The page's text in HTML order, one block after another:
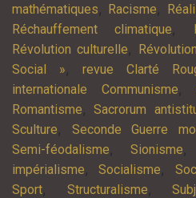
mathématiques, Racisme,
Réchauffement climatique,
Révolution culturelle,
Social », revue Clarté
internationale Communisme,
Romantisme,Sacrorum
Sculture, Seconde Guerre
Semi-féodalisme, Sionisme
impérialisme,Socialisme,
Sport, Structuralisme,